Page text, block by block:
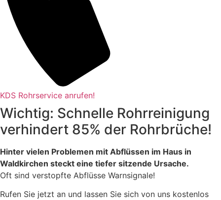
KDS Rohrservice anrufen!
Wichtig: Schnelle Rohrreinigung
verhindert 85% der Rohrbrüche!
Hinter vielen Problemen mit Abflüssen im Haus in
Waldkirchen steckt eine tiefer sitzende Ursache.
Oft sind verstopfte Abflüsse Warnsignale!
Rufen Sie jetzt an und lassen Sie sich von uns kostenlos